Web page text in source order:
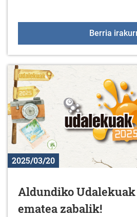
Berria
2025/03/20
Aldundiko Udalekuak
ematea zabalik!